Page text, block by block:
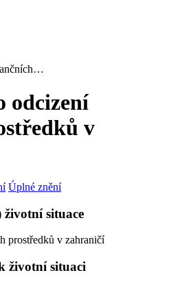
odcizení
v
Úplné znění
životní situace
prostředků v zahraničí
životní situaci